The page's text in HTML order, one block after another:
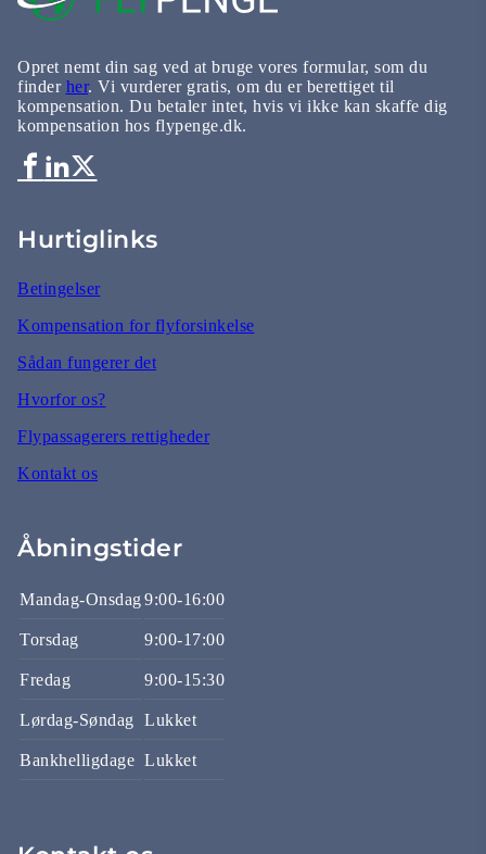
Opret nemt din sag ved at bruge vores formular, som du
finder her. Vi vurderer gratis, om du er berettiget til
kompensation. Du betaler intet, hvis vi ikke kan skaffe dig
kompensation hos flypenge.dk.
Hurtiglinks
Betingelser
Kompensation for flyforsinkelse
Sådan fungerer det
Hvorfor os?
Flypassagerers rettigheder
Kontakt os
Åbningstider
Mandag-Onsdag9:00-16:00
Torsdag 9:00-17:00
Fredag 9:00-15:30
Lørdag-Søndag Lukket
Bankhelligdage Lukket